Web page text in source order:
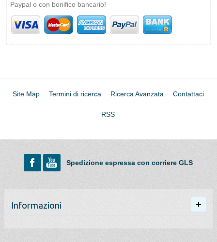
Paypal o con bonifico bancario!
Site Map Termini di ricerca Ricerca Avanzata Contattaci
RSS
Spedizione espressa con corriere GLS
Informazioni